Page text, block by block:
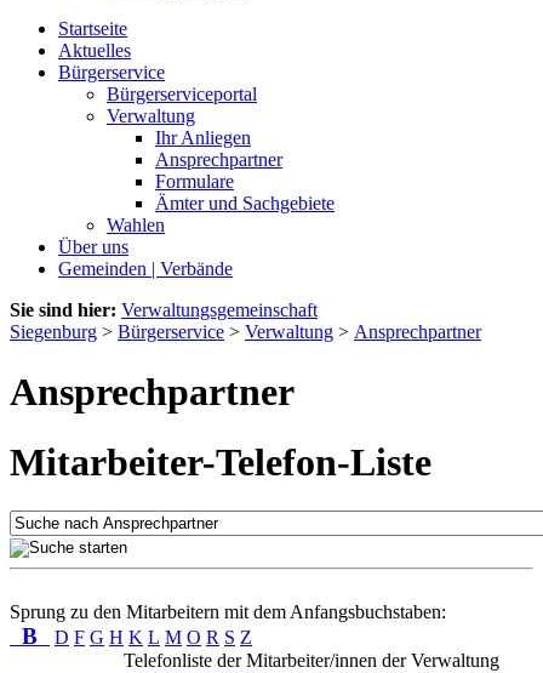
Startseite
Aktuelles
Bürgerservice
Bürgerserviceportal
Verwaltung
Ihr Anliegen
Ansprechpartner
Formulare
Ämter und Sachgebiete
Wahlen
Über uns
Gemeinden | Verbände
Sie sind hier: Verwaltungsgemeinschaft
Siegenburg > Bürgerservice > Verwaltung > Ansprechpartner
Ansprechpartner
Mitarbeiter-Telefon-Liste
Sprung zu den Mitarbeitern mit dem Anfangsbuchstaben:
B D F G H K L M O R S Z
Telefonliste der Mitarbeiter/innen der Verwaltung